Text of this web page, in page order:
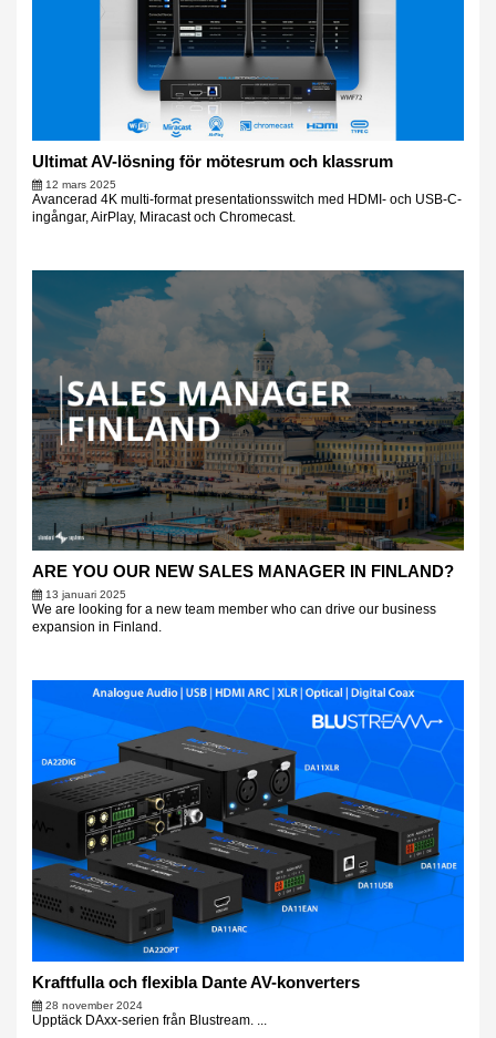
Ultimat AV-lösning för mötesrum och klassrum
12 mars 2025
Avancerad 4K multi-format presentationsswitch med HDMI- och USB-C-
ingångar, AirPlay, Miracast och Chromecast.
ARE YOU OUR NEW SALES MANAGER IN FINLAND?
13 januari 2025
We are looking for a new team member who can drive our business
expansion in Finland.
Kraftfulla och flexibla Dante AV-konverters
28 november 2024
Upptäck DAxx-serien från Blustream. ...